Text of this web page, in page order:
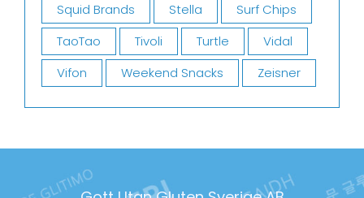
Squid Brands
Stella
Surf Chips
TaoTao
Tivoli Turtle
Vidal
Vifon
Weekend Snacks Zeisner